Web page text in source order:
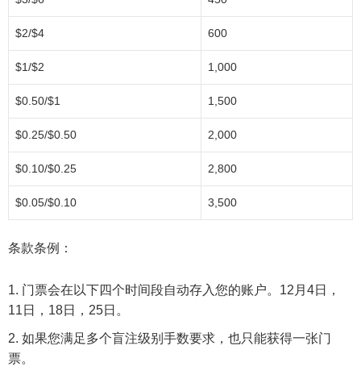
$2/$4 600
$1/$2 1,000
$0.50/$1 1,500
$0.25/$0.50 2,000
$0.10/$0.25 2,800
$0.05/$0.10 3,500
条款条例：
门票会在以下四个时间段自动存入您的账户。12月4日，
11日，18日，25日。
如果您满足多个盲注级别手数要求，也只能获得一张门
票。